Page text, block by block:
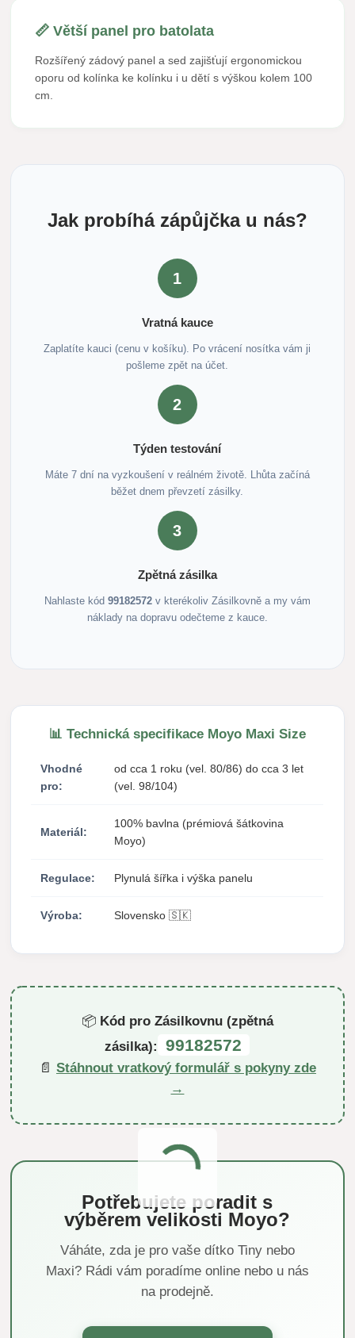
📏 Větší panel pro batolata
Rozšířený zádový panel a sed zajišťují ergonomickou
oporu od kolínka ke kolínku i u dětí s výškou kolem 100
cm.
Jak probíhá zápůjčka u nás?
1
Vratná kauce
Zaplatíte kauci (cenu v košíku). Po vrácení nosítka vám ji
pošleme zpět na účet.
2
Týden testování
Máte 7 dní na vyzkoušení v reálném životě. Lhůta začíná
běžet dnem převzetí zásilky.
3
Zpětná zásilka
Nahlaste kód 99182572v kterékoliv Zásilkovně a my vám
náklady na dopravu odečteme z kauce.
📊 Technická specifikace Moyo Maxi Size
Vhodné
pro:
od cca 1 roku (vel. 80/86) do cca 3 let
(vel. 98/104)
Materiál:
100% bavlna (prémiová šátkovina
Moyo)
Regulace: Plynulá šířka i výška panelu
Výroba: Slovensko 🇸🇰
📦 Kód pro Zásilkovnu (zpětná
zásilka):
99182572
📄 Stáhnout vratkový formulář s pokyny zde
→
Potřebujete poradit s
výběrem velikosti Moyo?
Váháte, zda je pro vaše dítko Tiny nebo
Maxi? Rádi vám poradíme online nebo u nás
na prodejně.